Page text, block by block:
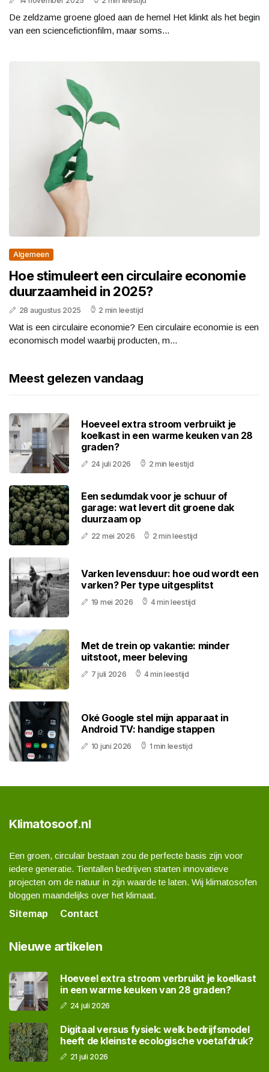
De zeldzame groene gloed aan de hemel Het klinkt als het begin
van een sciencefictionfilm, maar soms...
Algemeen
Hoe stimuleert een circulaire economie
duurzaamheid in 2025?
28 augustus 2025 2 min leestijd
Wat is een circulaire economie? Een circulaire economie is een
economisch model waarbij producten, m...
Meest gelezen vandaag
Hoeveel extra stroom verbruikt je
koelkast in een warme keuken van 28
graden?
24 juli 2026 2 min leestijd
Een sedumdak voor je schuur of
garage: wat levert dit groene dak
duurzaam op
22 mei 2026 2 min leestijd
Varken levensduur: hoe oud wordt een
varken? Per type uitgesplitst
19 mei 2026 4 min leestijd
Met de trein op vakantie: minder
uitstoot, meer beleving
7 juli 2026 4 min leestijd
Oké Google stel mijn apparaat in
Android TV: handige stappen
10 juni 2026 1 min leestijd
Klimatosoof.nl
Een groen, circulair bestaan zou de perfecte basis zijn voor
iedere generatie. Tientallen bedrijven starten innovatieve
projecten om de natuur in zijn waarde te laten. Wij klimatosofen
bloggen maandelijks over het klimaat.
Sitemap
Contact
Nieuwe artikelen
Hoeveel extra stroom verbruikt je koelkast
in een warme keuken van 28 graden?
24 juli 2026
Digitaal versus fysiek: welk bedrijfsmodel
heeft de kleinste ecologische voetafdruk?
21 juli 2026